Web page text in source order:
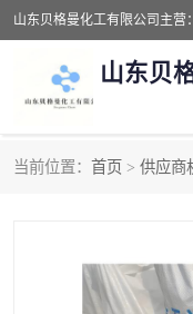
山东贝
当前位置： 首页 > 供应商